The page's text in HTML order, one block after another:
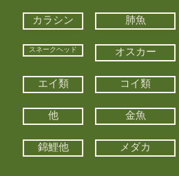
カラシン 肺魚
スネークヘッド オスカー
エイ類 コイ類
他 金魚
錦鯉他 メダカ